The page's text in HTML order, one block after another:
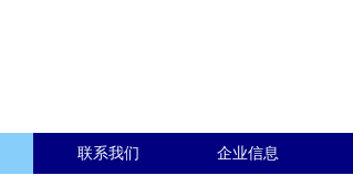
联系我们 企业信息